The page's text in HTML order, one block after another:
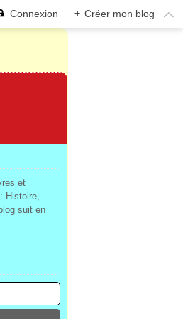
Connexion + Créer mon blog
et
Histoire,
suit en